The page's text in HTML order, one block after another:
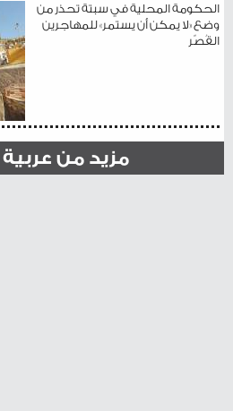
الحكومة المحلية في سبتة تحذر من
وضع «لا يمكن أن يستمر» للمهاجرين
القُصّر
مزيد من